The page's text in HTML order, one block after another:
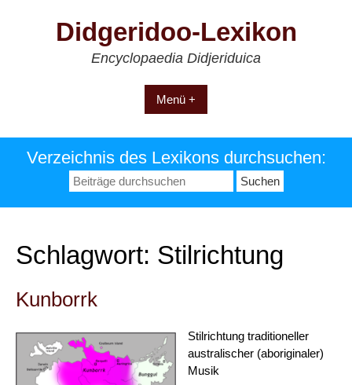
Didgeridoo-Lexikon
Encyclopaedia Didjeriduica
Menü +
Verzeichnis des Lexikons durchsuchen:
Suchen
nach:
Schlagwort: Stilrichtung
Kunborrk
Stilrichtung traditioneller
australischer (aboriginaler)
Musik